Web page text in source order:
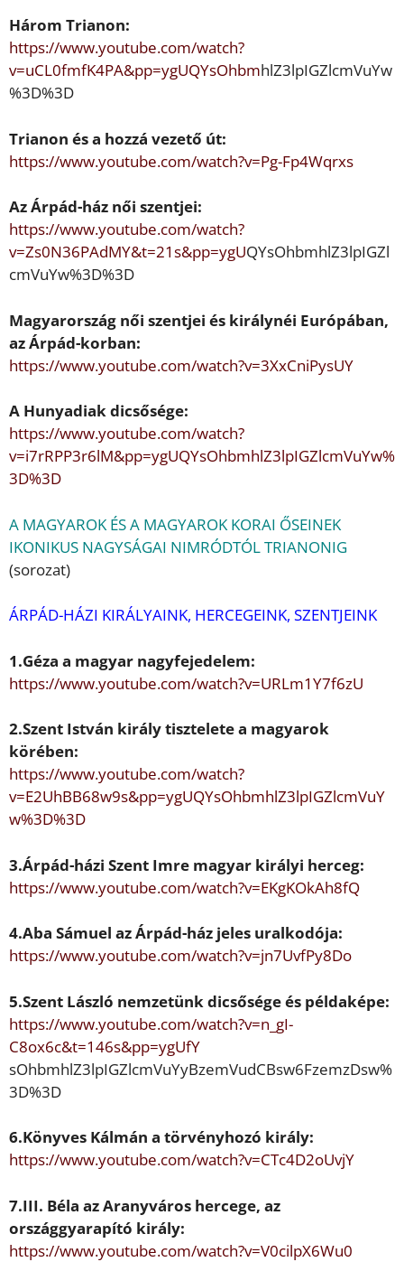
Három Trianon:
https://www.youtube.com/watch?
v=uCL0fmfK4PA&pp=ygUQYsOhbmhlZ3lpIGZlcmVuYw
%3D%3D
Trianon és a hozzá vezető út:
https://www.youtube.com/watch?v=Pg-Fp4Wqrxs
AzÁrpád-ház női szentjei:
https://www.youtube.com/watch?
v=Zs0N36PAdMY&t=21s&pp=ygUQYsOhbmhlZ3lpIGZl
cmVuYw%3D%3D
Magyarország női szentjei és királynéi Európában,
az Árpád-korban:
https://www.youtube.com/watch?v=3XxCniPysUY
A Hunyadiak dicsősége:
https://www.youtube.com/watch?
v=i7rRPP3r6lM&pp=ygUQYsOhbmhlZ3lpIGZlcmVuYw%
3D%3D
A MAGYAROK ÉS A MAGYAROK KORAI ŐSEINEK
IKONIKUS NAGYSÁGAI NIMRÓDTÓL TRIANONIG
(sorozat)
ÁRPÁD-HÁZI KIRÁLYAINK, HERCEGEINK, SZENTJEINK
1.Géza a magyar nagyfejedelem:
https://www.youtube.com/watch?v=URLm1Y7f6zU
2.Szent István király tisztelete a magyarok
körében:
https://www.youtube.com/watch?
v=E2UhBB68w9s&pp=ygUQYsOhbmhlZ3lpIGZlcmVuY
w%3D%3D
3.Árpád-házi Szent Imre magyar királyi herceg:
https://www.youtube.com/watch?v=EKgKOkAh8fQ
4.Aba Sámuel az Árpád-ház jeles uralkodója:
https://www.youtube.com/watch?v=jn7UvfPy8Do
5.Szent László nemzetünk dicsősége és példaképe:
https://www.youtube.com/watch?v=n_gI-
C8ox6c&t=146s&pp=ygUfY
sOhbmhlZ3lpIGZlcmVuYyBzemVudCBsw6FzemzDsw%
3D%3D
6.Könyves Kálmán a törvényhozó király:
https://www.youtube.com/watch?v=CTc4D2oUvjY
7.III. Béla az Aranyváros hercege, az
országgyarapító király:
https://www.youtube.com/watch?v=V0cilpX6Wu0